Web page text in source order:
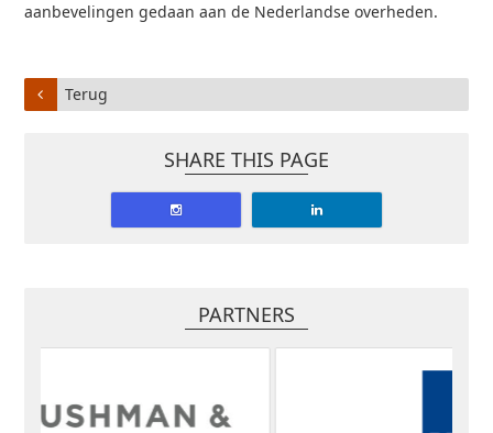
aanbevelingen gedaan aan de Nederlandse overheden.
Terug
SHARE THIS PAGE
PARTNERS